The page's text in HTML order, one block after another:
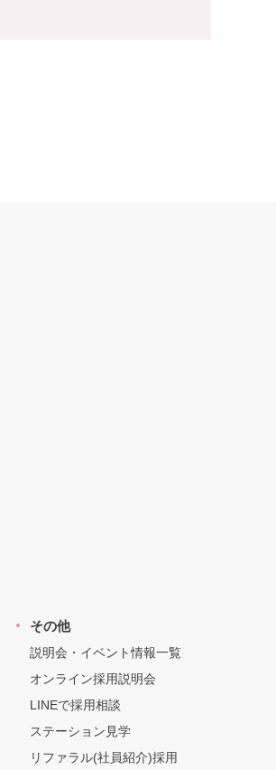
その他
説明会・イベント情報一覧
オンライン採用説明会
LINEで採用相談
ステーション見学
リファラル(社員紹介)採用